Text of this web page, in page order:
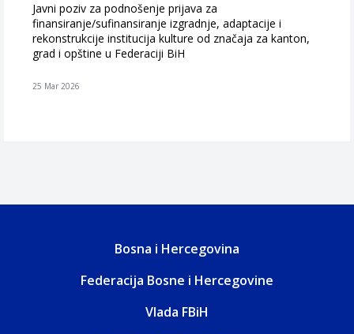
Javni poziv za podnošenje prijava za
finansiranje/sufinansiranje izgradnje, adaptacije i
rekonstrukcije institucija kulture od značaja za kanton,
grad i opštine u Federaciji BiH
25 Mar 2026
Bosna i Hercegovina
Federacija Bosne i Hercegovine
Vlada FBiH